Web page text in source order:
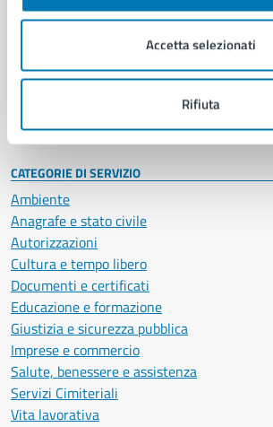
Accetta selezionati
Rifiuta
Enti e fondazioni
Personale amministrativo
Intranet, posta aziendale e protocollo
CATEGORIE DI SERVIZIO
Ambiente
Anagrafe e stato civile
Autorizzazioni
Cultura e tempo libero
Documenti e certificati
Educazione e formazione
Giustizia e sicurezza pubblica
Imprese e commercio
Salute, benessere e assistenza
Servizi Cimiteriali
Vita lavorativa